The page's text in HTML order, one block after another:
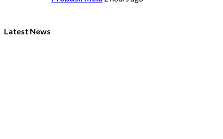
Latest News